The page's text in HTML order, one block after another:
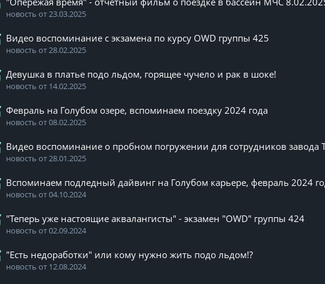
новость от 23.03.2025
Видео воспоминание с экзамена по курсу OWD группы 425
новость от 28.02.2025
Девушка в платье подо льдом, горящее чучело и рак в шоке!
новость от 14.02.2025
Февраль на Голубом озере, вспоминаем поездку 2024 года
новость от 08.02.2025
Видео воспоминание о пробном погружении для сотрудников завода
новость от 28.01.2025
Вспоминаем подледный дайвинг на Голубом карьере, февраль 2024
новость от 04.10.2024
"Теперь уже настоящие аквалангисты" - экзамен "OWD" группы 424
новость от 02.09.2024
"Есть недоработки" или кому нужно жить подо льдом!?
новость от 12.08.2024